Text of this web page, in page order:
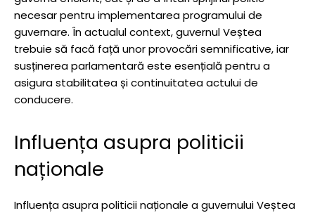
necesar pentru implementarea programului de
guvernare. În actualul context, guvernul Veștea
trebuie să facă față unor provocări semnificative, iar
susținerea parlamentară este esențială pentru a
asigura stabilitatea și continuitatea actului de
conducere.
Influența asupra politicii
naționale
Influența asupra politicii naționale a guvernului Veștea